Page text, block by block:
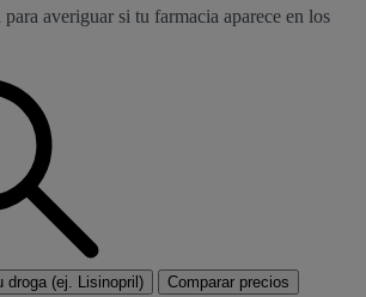
averiguar si tu farmacia aparece en los
droga (ej. Lisinopril) Comparar precios